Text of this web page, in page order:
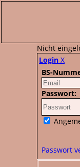
Nicht
Login X
BS-
Passwort:
Passwort